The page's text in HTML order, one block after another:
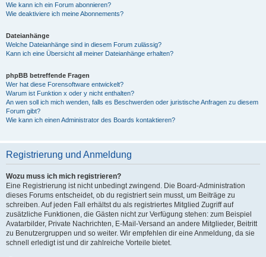
Wie kann ich ein Forum abonnieren?
Wie deaktiviere ich meine Abonnements?
Dateianhänge
Welche Dateianhänge sind in diesem Forum zulässig?
Kann ich eine Übersicht all meiner Dateianhänge erhalten?
phpBB betreffende Fragen
Wer hat diese Forensoftware entwickelt?
Warum ist Funktion x oder y nicht enthalten?
An wen soll ich mich wenden, falls es Beschwerden oder juristische Anfragen zu diesem
Forum gibt?
Wie kann ich einen Administrator des Boards kontaktieren?
Registrierung und Anmeldung
Wozu muss ich mich registrieren?
Eine Registrierung ist nicht unbedingt zwingend. Die Board-Administration
dieses Forums entscheidet, ob du registriert sein musst, um Beiträge zu
schreiben. Auf jeden Fall erhältst du als registriertes Mitglied Zugriff auf
zusätzliche Funktionen, die Gästen nicht zur Verfügung stehen: zum Beispiel
Avatarbilder, Private Nachrichten, E-Mail-Versand an andere Mitglieder, Beitritt
zu Benutzergruppen und so weiter. Wir empfehlen dir eine Anmeldung, da sie
schnell erledigt ist und dir zahlreiche Vorteile bietet.